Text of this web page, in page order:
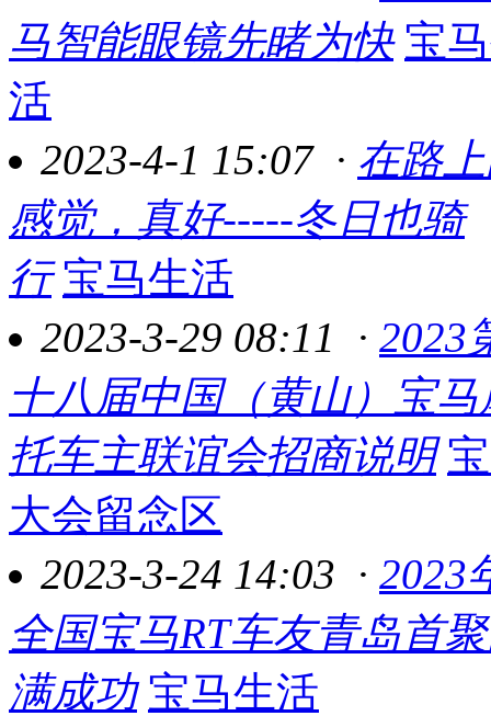
马智能眼镜先睹为快 宝
活
2023-4-1 15:07 · 在路
感觉，真好-----冬日也骑
行 宝马生活
2023-3-29 08:11
· 2023
十八届中国（黄山）宝马
托车主联谊会招商说明
大会留念区
2023-3-24 14:03 · 2023
全国宝马RT车友青岛首
满成功 宝马生活